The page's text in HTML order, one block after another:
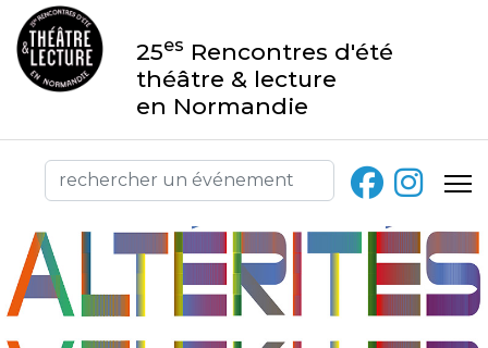
25es Rencontres d'été
théâtre & lecture
en Normandie